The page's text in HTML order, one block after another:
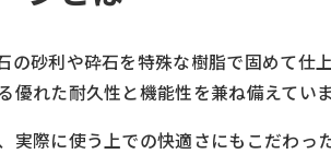
の砂利や砕石を特殊な樹脂で固めて
優れた耐久性と機能性を兼ね備えていま
実際に使う上での快適さにもこだわっ